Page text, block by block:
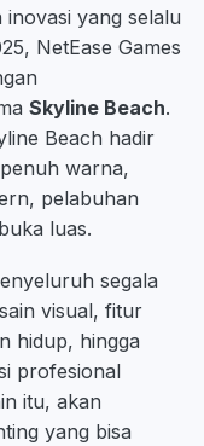
yang selalu
NetEase Games
Skyline Beach.
Beach hadir
warna,
pelabuhan
luas.
segala
visual, fitur
hidup, hingga
profesional
itu, akan
yang bisa